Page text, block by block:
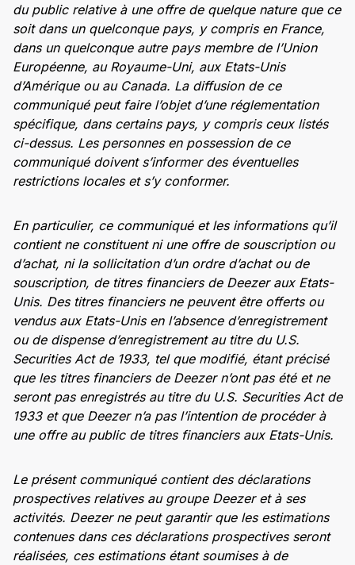
du public relative à une offre de quelque nature que ce
soit dans un quelconque pays, y compris en France,
dans un quelconque autre pays membre de l’Union
Européenne, au Royaume-Uni, aux Etats-Unis
d’Amérique ou au Canada. La diffusion de ce
communiqué peut faire l’objet d’une réglementation
spécifique, dans certains pays, y compris ceux listés
ci-dessus. Les personnes en possession de ce
communiqué doivent s’informer des éventuelles
restrictions locales et s’y conformer.
En particulier, ce communiqué et les informations qu’il
contient ne constituent ni une offre de souscription ou
d’achat, ni la sollicitation d’un ordre d’achat ou de
souscription, de titres financiers de Deezer aux Etats-
Unis. Des titres financiers ne peuvent être offerts ou
vendus aux Etats-Unis en l’absence d’enregistrement
ou de dispense d’enregistrement au titre du U.S.
Securities Act de 1933, tel que modifié, étant précisé
que les titres financiers de Deezer n’ont pas été et ne
seront pas enregistrés au titre du U.S. Securities Act de
1933 et que Deezer n’a pas l’intention de procéder à
une offre au public de titres financiers aux Etats-Unis.
Le présent communiqué contient des déclarations
prospectives relatives au groupe Deezer et à ses
activités. Deezer ne peut garantir que les estimations
contenues dans ces déclarations prospectives seront
réalisées, ces estimations étant soumises à de